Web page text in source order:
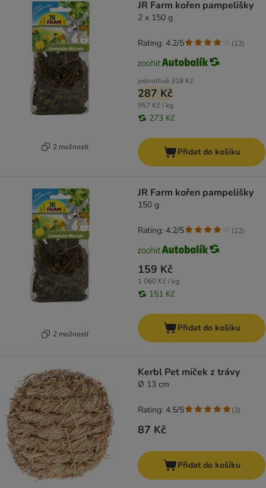
2 možností
JR Farm kořen pampelišky
2 x 150 g
jednotlivě 318 Kč
287 Kč
957 Kč / kg
273 Kč
Rating: 4.2/5 (12)
Přidat do košíku
2 možností
JR Farm kořen pampelišky
150 g
159 Kč
1 060 Kč / kg
151 Kč
Rating: 4.2/5 (12)
Přidat do košíku
Kerbl Pet míček z trávy
Ø 13 cm
87 Kč
Rating: 4.5/5 (2)
Přidat do košíku